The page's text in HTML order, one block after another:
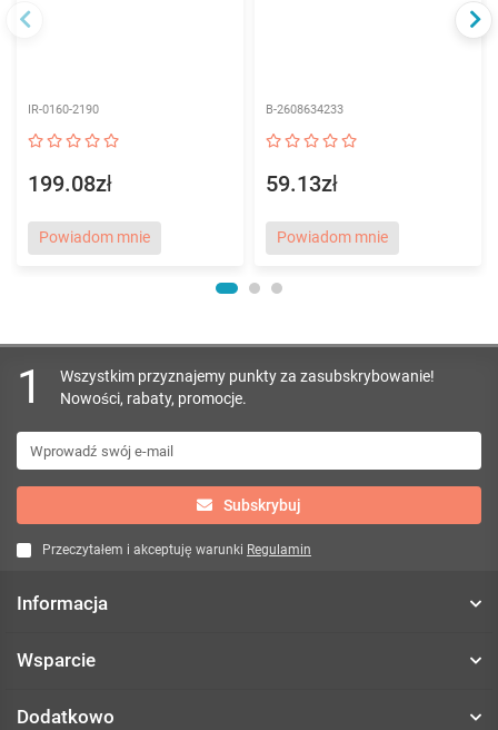
IR-0160-2190
199.08zł
Powiadom mnie
B-2608634233
59.13zł
Powiadom mnie
1
Wszystkim przyznajemy punkty za zasubskrybowanie!
Nowości, rabaty, promocje.
Subskrybuj
Przeczytałem i akceptuję warunki Regulamin
Informacja
Wsparcie
Dodatkowo